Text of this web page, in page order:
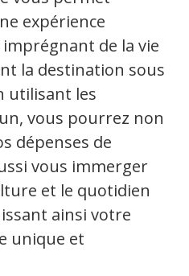
expérience
de la vie
la destination sous
utilisant les
vous pourrez non
dépenses de
vous immerger
et le quotidien
ainsi votre
unique et